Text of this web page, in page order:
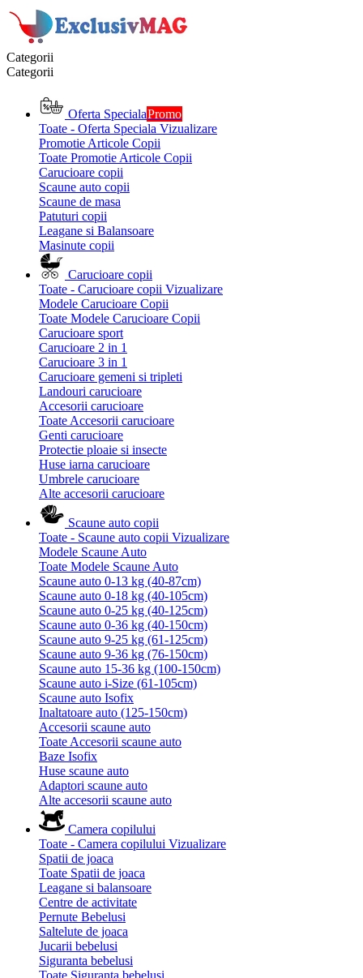
Categorii
Categorii
Oferta SpecialaPromo
Toate - Oferta Speciala Vizualizare
Promotie Articole Copii
Toate Promotie Articole Copii
Carucioare copii
Scaune auto copii
Scaune de masa
Patuturi copii
Leagane si Balansoare
Masinute copii
Carucioare copii
Toate - Carucioare copii Vizualizare
Modele Carucioare Copii
Toate Modele Carucioare Copii
Carucioare sport
Carucioare 2 in 1
Carucioare 3 in 1
Carucioare gemeni si tripleti
Landouri carucioare
Accesorii carucioare
Toate Accesorii carucioare
Genti carucioare
Protectie ploaie si insecte
Huse iarna carucioare
Umbrele carucioare
Alte accesorii carucioare
Scaune auto copii
Toate - Scaune auto copii Vizualizare
Modele Scaune Auto
Toate Modele Scaune Auto
Scaune auto 0-13 kg (40-87cm)
Scaune auto 0-18 kg (40-105cm)
Scaune auto 0-25 kg (40-125cm)
Scaune auto 0-36 kg (40-150cm)
Scaune auto 9-25 kg (61-125cm)
Scaune auto 9-36 kg (76-150cm)
Scaune auto 15-36 kg (100-150cm)
Scaune auto i-Size (61-105cm)
Scaune auto Isofix
Inaltatoare auto (125-150cm)
Accesorii scaune auto
Toate Accesorii scaune auto
Baze Isofix
Huse scaune auto
Adaptori scaune auto
Alte accesorii scaune auto
Camera copilului
Toate - Camera copilului Vizualizare
Spatii de joaca
Toate Spatii de joaca
Leagane si balansoare
Centre de activitate
Pernute Bebelusi
Saltelute de joaca
Jucarii bebelusi
Siguranta bebelusi
Toate Siguranta bebelusi